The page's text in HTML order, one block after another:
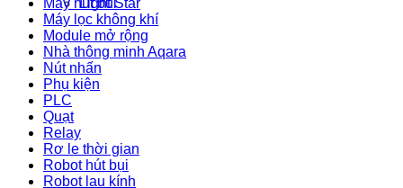
Light Star
Máy lọc không khí
Module mở rộng
Nhà thông minh Aqara
Nút nhấn
Phụ kiện
PLC
Quạt
Relay
Rơ le thời gian
Robot hút bụi
Robot lau kính